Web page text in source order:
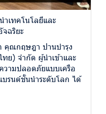
ำเทคโนโลยีและ
ฉริยะ
คุณกฤษฎา ปานบำรุง
ย) จำกัด ผู้นำเข้าและ
ามปลอดภัยแบบเครือ
รนด์ชั้นนำระดับโลก ได้